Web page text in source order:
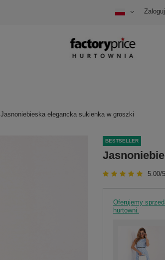
Zaloguj
Jasnoniebieska elegancka sukienka w groszki
BESTSELLER
5.00/
Oferujemy
hurtowni.